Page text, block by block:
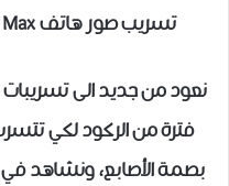
تسريب صور هاتف HTC One Max يدعم ميزة الاصابع
فترة من الركود لكي